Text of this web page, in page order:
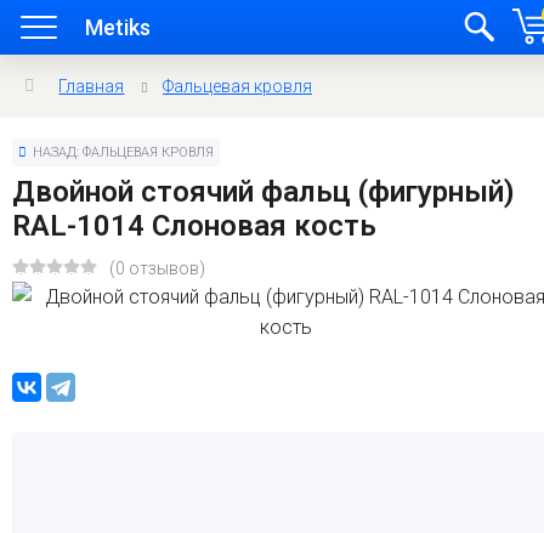
Metiks
Главная Фальцевая кровля
НАЗАД: ФАЛЬЦЕВАЯ КРОВЛЯ
Двойной стоячий фальц (фигурный)
RAL-1014 Слоновая кость
(0 отзывов)